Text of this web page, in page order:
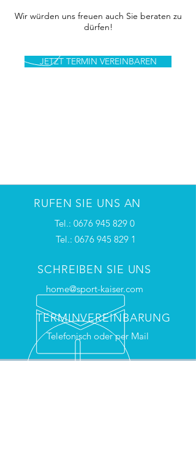
Wir würden uns freuen auch Sie beraten zu
dürfen!
JETZT TERMIN VEREINBAREN
RUFEN SIE UNS AN
Tel.: 0676 945 829 0
Tel.: 0676 945 829 1
SCHREIBEN SIE UNS
home@sport-kaiser.com
TERMINVEREINBARUNG
Telefonisch oder per Mail